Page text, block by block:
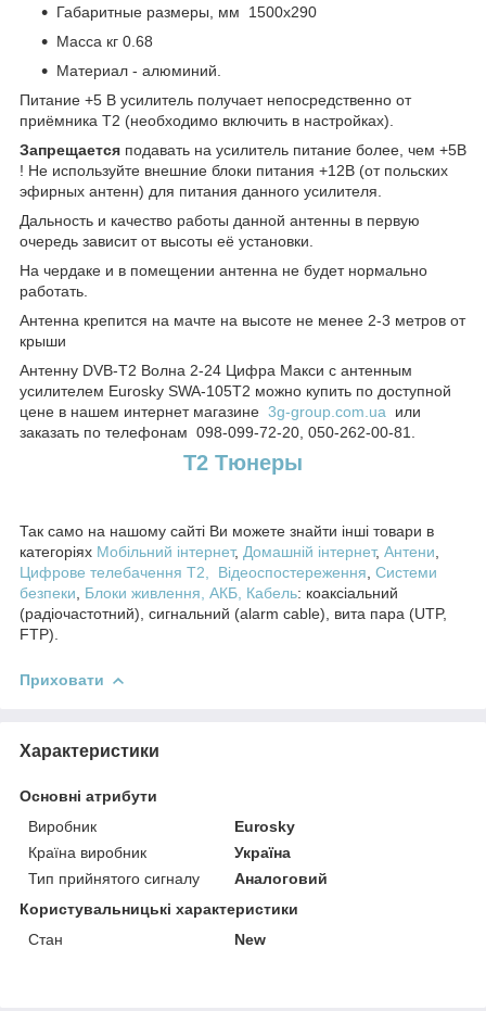
Габаритные размеры, мм 1500х290
Масса кг 0.68
Материал - алюминий.
Питание +5 В усилитель получает непосредственно от
приёмника Т2 (необходимо включить в настройках).
Запрещается подавать на усилитель питание более, чем +5В
! Не используйте внешние блоки питания +12В (от польских
эфирных антенн) для питания данного усилителя.
Дальность и качество работы данной антенны в первую
очередь зависит от высоты её установки.
На чердаке и в помещении антенна не будет нормально
работать.
Антенна крепится на мачте на высоте не менее 2-3 метров от
крыши
Антенну DVB-T2 Волна 2-24 Цифра Макси с антенным
усилителем Eurosky SWA-105T2 можно купить по доступной
цене в нашем интернет магазине 3g-group.com.ua или
заказать по телефонам 098-099-72-20, 050-262-00-81.
T2 Тюнеры
Так само на нашому сайті Ви можете знайти інші товари в
категоріях Мобільний інтернет, Домашній інтернет, Антени
Цифрове телебачення T2,
Відеоспостереження Системи
безпеки
Блоки живлення, АКБ, Кабель: коаксіальний
(радіочастотний), сигнальний (alarm cable), вита пара (UTP,
FTP).
Приховати
Характеристики
Основні атрибути
Виробник
Eurosky
Країна виробник
Україна
Тип прийнятого сигналу
Аналоговий
Користувальницькі характеристики
Стан
New